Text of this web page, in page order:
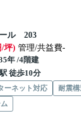
ル 203
/坪) 管理/共益費-
年 /4階建
徒歩10分
ーネット対応
耐震